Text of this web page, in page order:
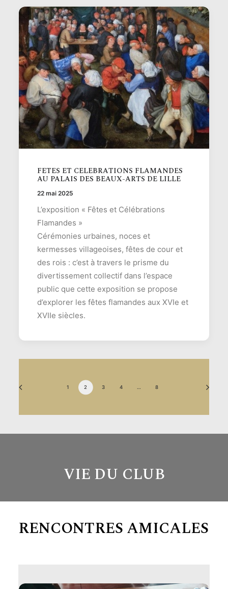
FETES ET CELEBRATIONS FLAMANDES
AU PALAIS DES BEAUX-ARTS DE LILLE
22 mai 2025
L’exposition « Fêtes et Célébrations
Flamandes »
Cérémonies urbaines, noces et
kermesses villageoises, fêtes de cour et
des rois : c’est à travers le prisme du
divertissement collectif dans l’espace
public que cette exposition se propose
d’explorer les fêtes flamandes aux XVIe et
XVIIe siècles.
1 2 3 4 … 8
VIE DU CLUB
RENCONTRES AMICALES